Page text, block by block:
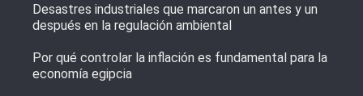
Desastres industriales que marcaron un antes y un
después en la regulación ambiental
Por qué controlar la inflación es fundamental para la
economía egipcia